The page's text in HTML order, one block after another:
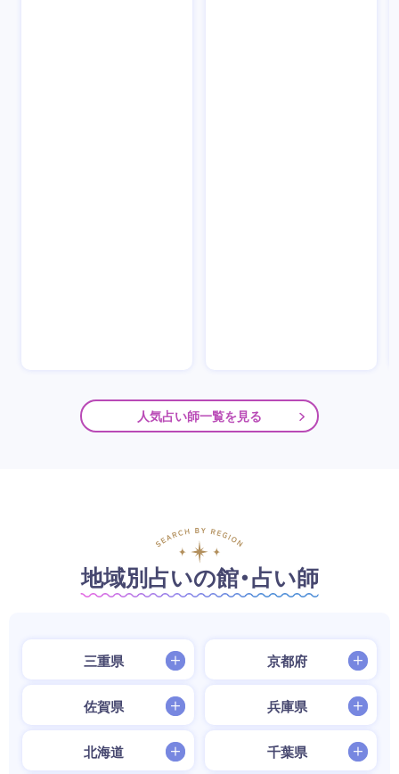
人気占い師一覧を見る
地域別占いの館・占い師
三重県 京都府
佐賀県 兵庫県
北海道 千葉県